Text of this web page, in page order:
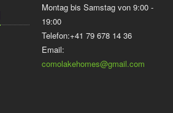
Montag bis Samstag von 9:00 -
19:00
Telefon:+41 79 678 14 36
Email:
comolakehomes@gmail.com